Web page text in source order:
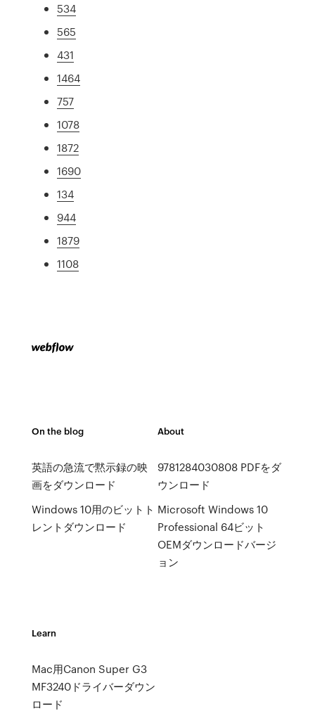
534
565
431
1464
757
1078
1872
1690
134
944
1879
1108
On the blog
英語の急流で黙示録の映
画をダウンロード
Windows 10用のビットト
レントダウンロード
About
9781284030808 PDFをダ
ウンロード
Microsoft Windows 10
Professional 64ビット
OEMダウンロードバージ
ョン
Learn
Mac用Canon Super G3
MF3240ドライバーダウン
ロード